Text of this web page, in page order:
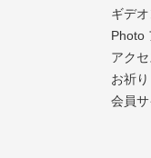
ギデ
Photo
アク
お祈
会員サ